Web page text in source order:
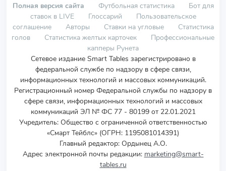
Полная версия сайта Футбольная статистика
Бот для
ставок в LIVE
Глоссарий
Пользовательское
соглашение
Авторы Ставки на угловые
Статистика
голов
Статистика желтых карточек
Профессиональные
капперы Рунета
Сетевое издание Smart Tables зарегистрировано в
федеральной службе по надзору в сфере связи,
информационных технологий и массовых коммуникаций.
Регистрационный номер Федеральной службы по надзору в
сфере связи, информационных технологий и массовых
коммуникаций ЭЛ № ФС 77 - 80199 от 22.01.2021
Учредитель: Общество с ограниченной ответственностью
«Смарт Тейблс» (ОГРН: 1195081014391)
Главный редактор: Ордынец А.О.
Адрес электронной почты редакции: marketing@smart-
tables.ru